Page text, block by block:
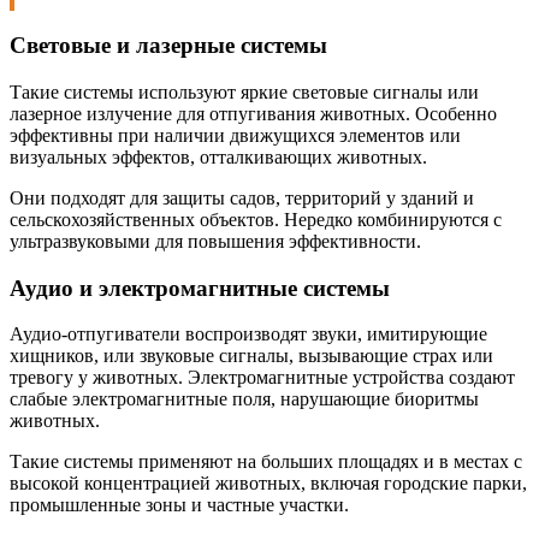
Световые и лазерные системы
Такие системы используют яркие световые сигналы или
лазерное излучение для отпугивания животных. Особенно
эффективны при наличии движущихся элементов или
визуальных эффектов, отталкивающих животных.
Они подходят для защиты садов, территорий у зданий и
сельскохозяйственных объектов. Нередко комбинируются с
ультразвуковыми для повышения эффективности.
Аудио и электромагнитные системы
Аудио-отпугиватели воспроизводят звуки, имитирующие
хищников, или звуковые сигналы, вызывающие страх или
тревогу у животных. Электромагнитные устройства создают
слабые электромагнитные поля, нарушающие биоритмы
животных.
Такие системы применяют на больших площадях и в местах с
высокой концентрацией животных, включая городские парки,
промышленные зоны и частные участки.